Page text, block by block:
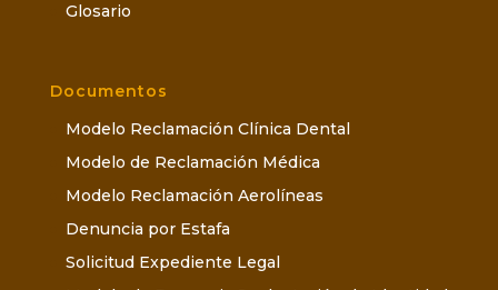
Glosario
Documentos
Modelo Reclamación Clínica Dental
Modelo de Reclamación Médica
Modelo Reclamación Aerolíneas
Denuncia por Estafa
Solicitud Expediente Legal